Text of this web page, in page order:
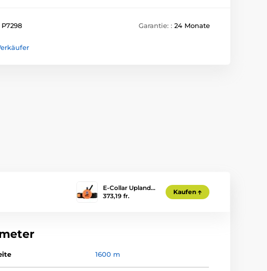
P7298 Garantie: : 24 Monate
E-Collar Upland…
373,19 fr.
Kaufen
1600 m